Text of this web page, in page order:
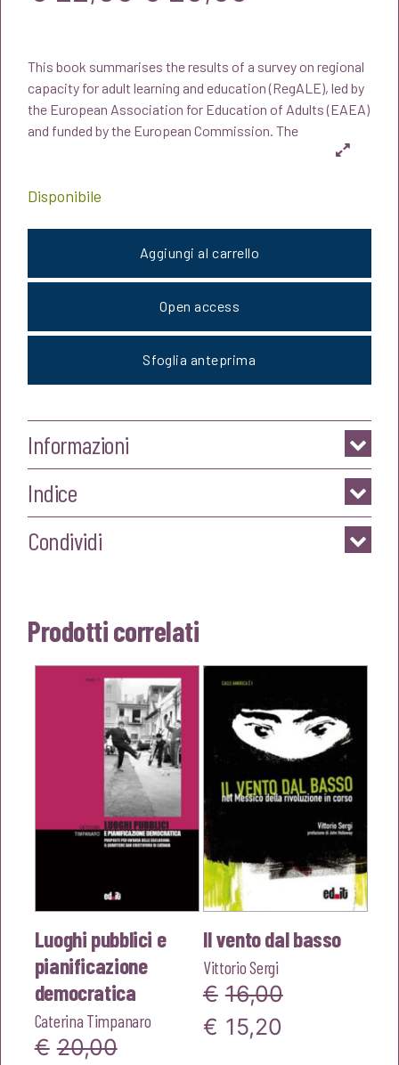
originale
era:
attuale
è:
This book summarises the results of a survey on regional
capacity for adult learning and education (RegALE), led by
the European Association for Education of Adults (EAEA)
and funded by the European Commission. The
Disponibile
Aggiungi al carrello
Open access
Sfoglia anteprima
Informazioni
Indice
Condividi
Prodotti correlati
Luoghi pubblici e
pianificazione
democratica
Caterina Timpanaro
€ 20,00
Il vento dal basso
Vittorio Sergi
€ 16,00
Il
€ 15,20